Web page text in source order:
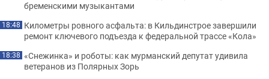
бременскими музыкантами
18:48 Километры ровного асфальта: в Кильдинстрое завершили
ремонт ключевого подъезда к федеральной трассе «Кола»
18:38 «Снежинка» и роботы: как мурманский депутат удивила
ветеранов из Полярных Зорь